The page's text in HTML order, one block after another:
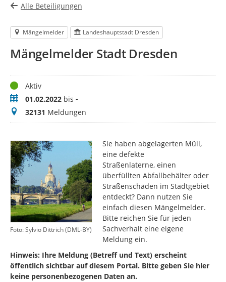
Alle Beteiligungen
Mängelmelder Landeshauptstadt Dresden
Mängelmelder Stadt Dresden
StatusAktiv
Zeitraum01.02.2022 bis -
Meldungen
32131 Meldungen
Foto: Sylvio Dittrich (DML-BY)
Sie haben abgelagerten Müll,
eine defekte
Straßenlaterne, einen
überfüllten Abfallbehälter oder
Straßenschäden im Stadtgebiet
entdeckt? Dann nutzen Sie
einfach diesen Mängelmelder.
Bitte reichen Sie für jeden
Sachverhalt eine eigene
Meldung ein.
Hinweis: Ihre Meldung (Betreff und Text) erscheint
öffentlich sichtbar auf diesem Portal. Bitte geben Sie hier
keine personenbezogenen Daten an.